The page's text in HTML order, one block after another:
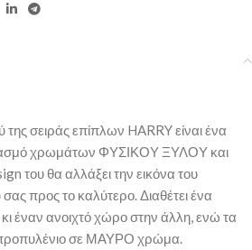
της σειράς επίπλων HARRY είναι ένα
χρωμάτων ΦΥΣΙΚΟΥ ΞΥΛΟΥ και
του θα αλλάξει την εικόνα του
προς το καλύτερο. Διαθέτει ένα
έναν ανοιχτό χώρο στην άλλη, ενώ τα
σε ΜΑΥΡΟ χρώμα.